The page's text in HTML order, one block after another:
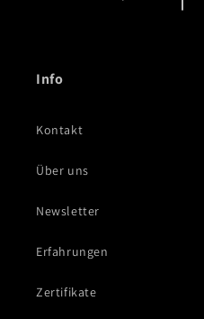
Info
Kontakt
Über uns
Newsletter
Erfahrungen
Zertifikate